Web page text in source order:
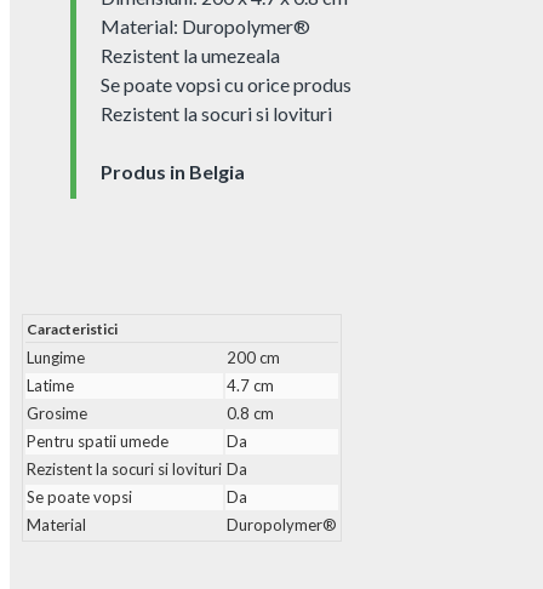
Material: Duropolymer®
Rezistent la umezeala
Se poate vopsi cu orice produs
Rezistent la socuri si lovituri
Produs in Belgia
Caracteristici
Lungime
200 cm
Latime
4.7 cm
Grosime
0.8 cm
Pentru spatii umede
Da
Rezistent la socuri si lovituri Da
Se poate vopsi
Da
Material
Duropolymer®